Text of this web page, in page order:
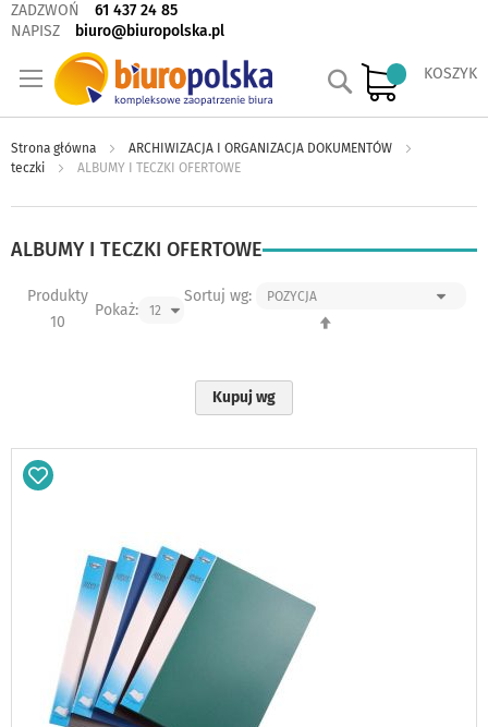
ZADZWOŃ
61 437 24 85
NAPISZ
biuro@biuropolska.pl
KOSZYK
Szukaj
Strona główna
ARCHIWIZACJA I ORGANIZACJA DOKUMENTÓW
teczki
ALBUMY I TECZKI OFERTOWE
ALBUMY I TECZKI OFERTOWE
Produkty
10
Pokaż:
Sortuj wg:
Kupuj wg
Dodaj